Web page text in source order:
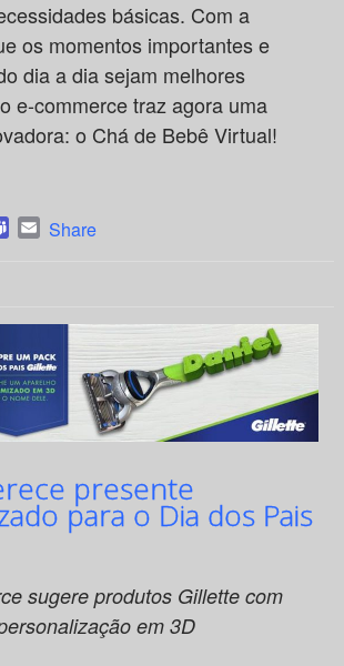
básicas. Com a
os momentos importantes e
dia a dia sejam melhores
e-commerce traz agora uma
o Chá de Bebê Virtual!
TeamsEmail
Share
presente
para o Dia dos Pais
sugere produtos Gillette com
em 3D